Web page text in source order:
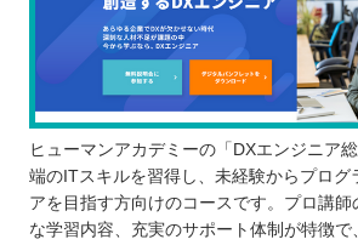
ヒューマンアカデミーの「DXエンジニア
端のITスキルを習得し、未経験からプログ
アを目指す方向けのコースです。プロ講師
な学習内容、充実のサポート体制が特徴